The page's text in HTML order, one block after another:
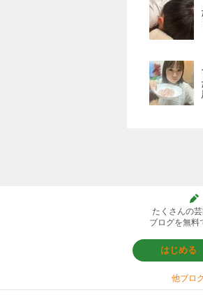
たくさんの
ブログを無料
はじめる
他ブロ